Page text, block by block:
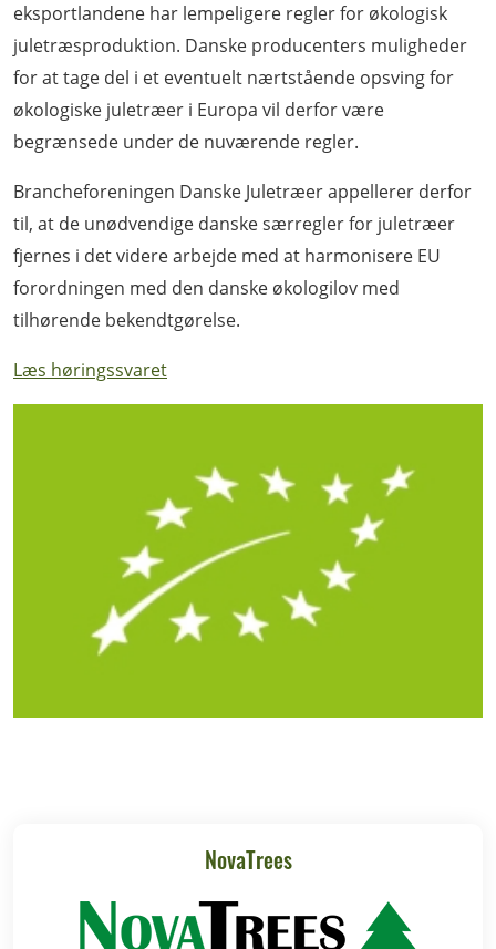
eksportlandene har lempeligere regler for økologisk
juletræsproduktion. Danske producenters muligheder
for at tage del i et eventuelt nærtstående opsving for
økologiske juletræer i Europa vil derfor være
begrænsede under de nuværende regler.
Brancheforeningen Danske Juletræer appellerer derfor
til, at de unødvendige danske særregler for juletræer
fjernes i det videre arbejde med at harmonisere EU
forordningen med den danske økologilov med
tilhørende bekendtgørelse.
Læs høringssvaret
NovaTrees